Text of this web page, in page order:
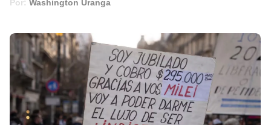
Por: Washington Uranga